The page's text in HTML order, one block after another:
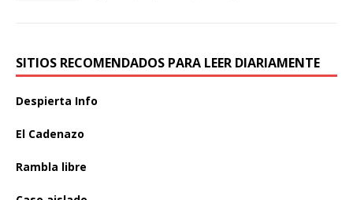
SITIOS RECOMENDADOS PARA LEER DIARIAMENTE
Despierta Info
El Cadenazo
Rambla libre